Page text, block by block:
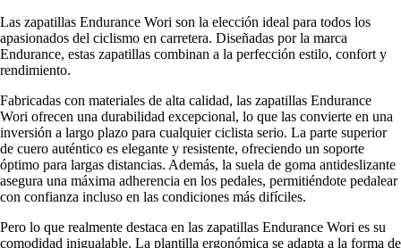
Las zapatillas Endurance Wori son la elección ideal para todos los
apasionados del ciclismo en carretera. Diseñadas por la marca
Endurance, estas zapatillas combinan a la perfección estilo, confort y
rendimiento.
Fabricadas con materiales de alta calidad, las zapatillas Endurance
Wori ofrecen una durabilidad excepcional, lo que las convierte en una
inversión a largo plazo para cualquier ciclista serio. La parte superior
de cuero auténtico es elegante y resistente, ofreciendo un soporte
óptimo para largas distancias. Además, la suela de goma antideslizante
asegura una máxima adherencia en los pedales, permitiéndote pedalear
con confianza incluso en las condiciones más difíciles.
Pero lo que realmente destaca en las zapatillas Endurance Wori es su
comodidad inigualable. La plantilla ergonómica se adapta a la forma de